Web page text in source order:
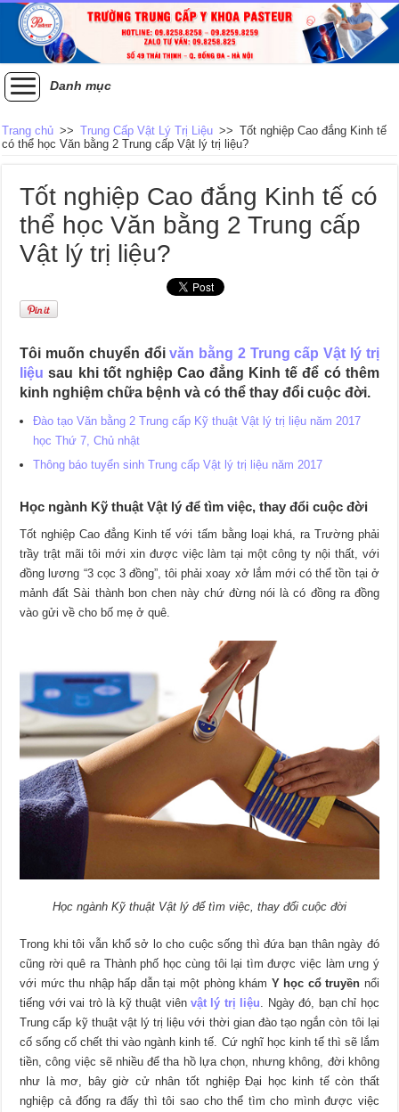
Danh mục
Trang chủ >> Trung Cấp Vật Lý Trị Liệu >> Tốt nghiệp Cao đắng Kinh tế
có thể học Văn bằng 2 Trung cấp Vật lý trị liệu?
Tốt nghiệp Cao đắng Kinh tế có
thể học Văn bằng 2 Trung cấp
Vật lý trị liệu?
Tôi muốn chuyển đổivăn bằng 2 Trung cấp Vật lý trị
liệu sau khi tốt nghiệp Cao đẳng Kinh tế để có thêm
kinh nghiệm chữa bệnh và có thể thay đổi cuộc đời.
Đào tạo Văn bằng 2 Trung cấp Kỹ thuật Vật lý trị liệu năm 2017
học Thứ 7, Chủ nhật
Thông báo tuyển sinh Trung cấp Vật lý trị liệu năm 2017
Học ngành Kỹ thuật Vật lý để tìm việc, thay đổi cuộc đời
Tốt nghiệp Cao đẳng Kinh tế với tấm bằng loại khá, ra Trường phải
trầy trật mãi tôi mới xin được việc làm tại một công ty nội thất, với
đồng lương “3 cọc 3 đồng”, tôi phải xoay xở lắm mới có thể tồn tại ở
mảnh đất Sài thành bon chen này chứ đừng nói là có đồng ra đồng
vào gửi về cho bố mẹ ở quê.
Học ngành Kỹ thuật Vật lý để tìm việc, thay đổi cuộc đời
Trong khi tôi vẫn khổ sở lo cho cuộc sống thì đứa bạn thân ngày đó
cũng rời quê ra Thành phố học cùng tôi lại tìm được việc làm ưng ý
với mức thu nhập hấp dẫn tại một phòng khám Y học cổ truyền nổi
tiếng với vai trò là kỹ thuật viên vật lý trị liệu . Ngày đó, bạn chỉ học
Trung cấp kỹ thuật vật lý trị liệu với thời gian đào tạo ngắn còn tôi lại
cố sống cố chết thi vào ngành kinh tế. Cứ nghĩ học kinh tế thì sẽ lắm
tiền, công việc sẽ nhiều để tha hồ lựa chọn, nhưng không, đời không
như là mơ, bây giờ cử nhân tốt nghiệp Đại học kinh tế còn thất
nghiệp cả đống ra đấy thì tôi sao cho thể tìm cho mình được việc